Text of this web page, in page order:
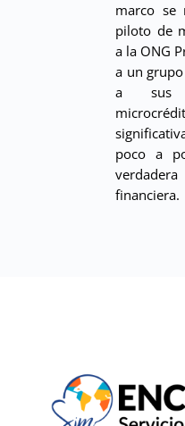
marco se
piloto de
a la ONG
a un
a sus
poco a
financiera.